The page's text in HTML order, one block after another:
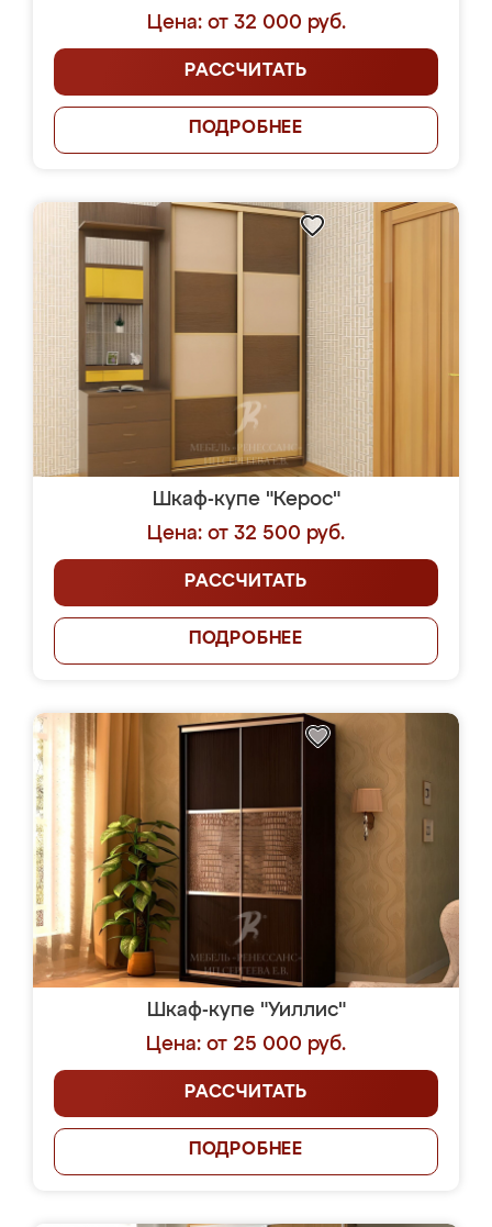
Цена: от 32 000 руб.
РАССЧИТАТЬ
ПОДРОБНЕЕ
Шкаф-купе "Керос"
Цена: от 32 500 руб.
РАССЧИТАТЬ
ПОДРОБНЕЕ
Шкаф-купе "Уиллис"
Цена: от 25 000 руб.
РАССЧИТАТЬ
ПОДРОБНЕЕ